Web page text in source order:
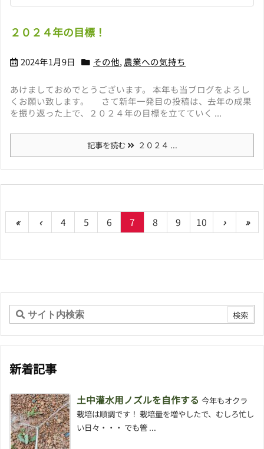
２０２４年の目標！
2024年1月9日 その他, 農業への気持ち
あけましておめでとうございます。 本年も当ブログをよろし
くお願い致します。 さて新年一発目の投稿は、去年の成果
を振り返った上で、２０２４年の目標を立てていく ...
記事を読む ２０２４ ...
« ‹ 4 5 6 7 8 9 10 › »
新着記事
土中灌水用ノズルを自作する 今年もオクラ
栽培は順調です！ 栽培量を増やしたで、むしろ忙し
い日々・・・ でも管 ...